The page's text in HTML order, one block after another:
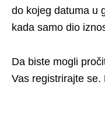
do kojeg datuma u
kada samo dio
Da biste mogli
Vas registrirajte se.